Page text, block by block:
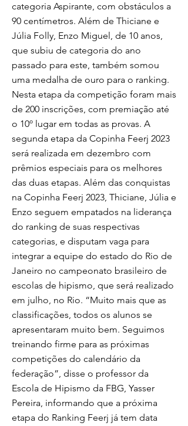
categoria Aspirante, com obstáculos a
90 centímetros. Além de Thiciane e
Júlia Folly, Enzo Miguel, de 10 anos,
que subiu de categoria do ano
passado para este, também somou
uma medalha de ouro para o ranking.
Nesta etapa da competição foram mais
de 200 inscrições, com premiação até
o 10º lugar em todas as provas. A
segunda etapa da Copinha Feerj 2023
será realizada em dezembro com
prêmios especiais para os melhores
das duas etapas. Além das conquistas
na Copinha Feerj 2023, Thiciane, Júlia e
Enzo seguem empatados na liderança
do ranking de suas respectivas
categorias, e disputam vaga para
integrar a equipe do estado do Rio de
Janeiro no campeonato brasileiro de
escolas de hipismo, que será realizado
em julho, no Rio. “Muito mais que as
classificações, todos os alunos se
apresentaram muito bem. Seguimos
treinando firme para as próximas
competições do calendário da
federação”, disse o professor da
Escola de Hipismo da FBG, Yasser
Pereira, informando que a próxima
etapa do Ranking Feerj já tem data